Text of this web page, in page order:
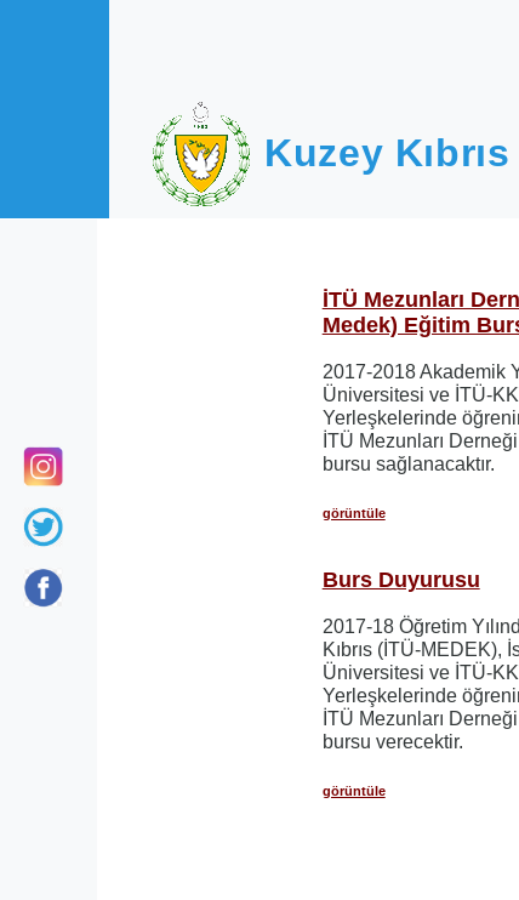
Kuzey
İTÜ Mezunları
Medek) Eğitim
2017-2018 Akademik
Üniversitesi ve İTÜ-
Yerleşkelerinde
İTÜ Mezunları
bursu sağlanacaktır.
görüntüle
Burs Duyurusu
2017-18 Öğretim
Kıbrıs (İTÜ-MEDEK),
Üniversitesi ve İTÜ-
Yerleşkelerinde
İTÜ Mezunları
bursu verecektir.
görüntüle